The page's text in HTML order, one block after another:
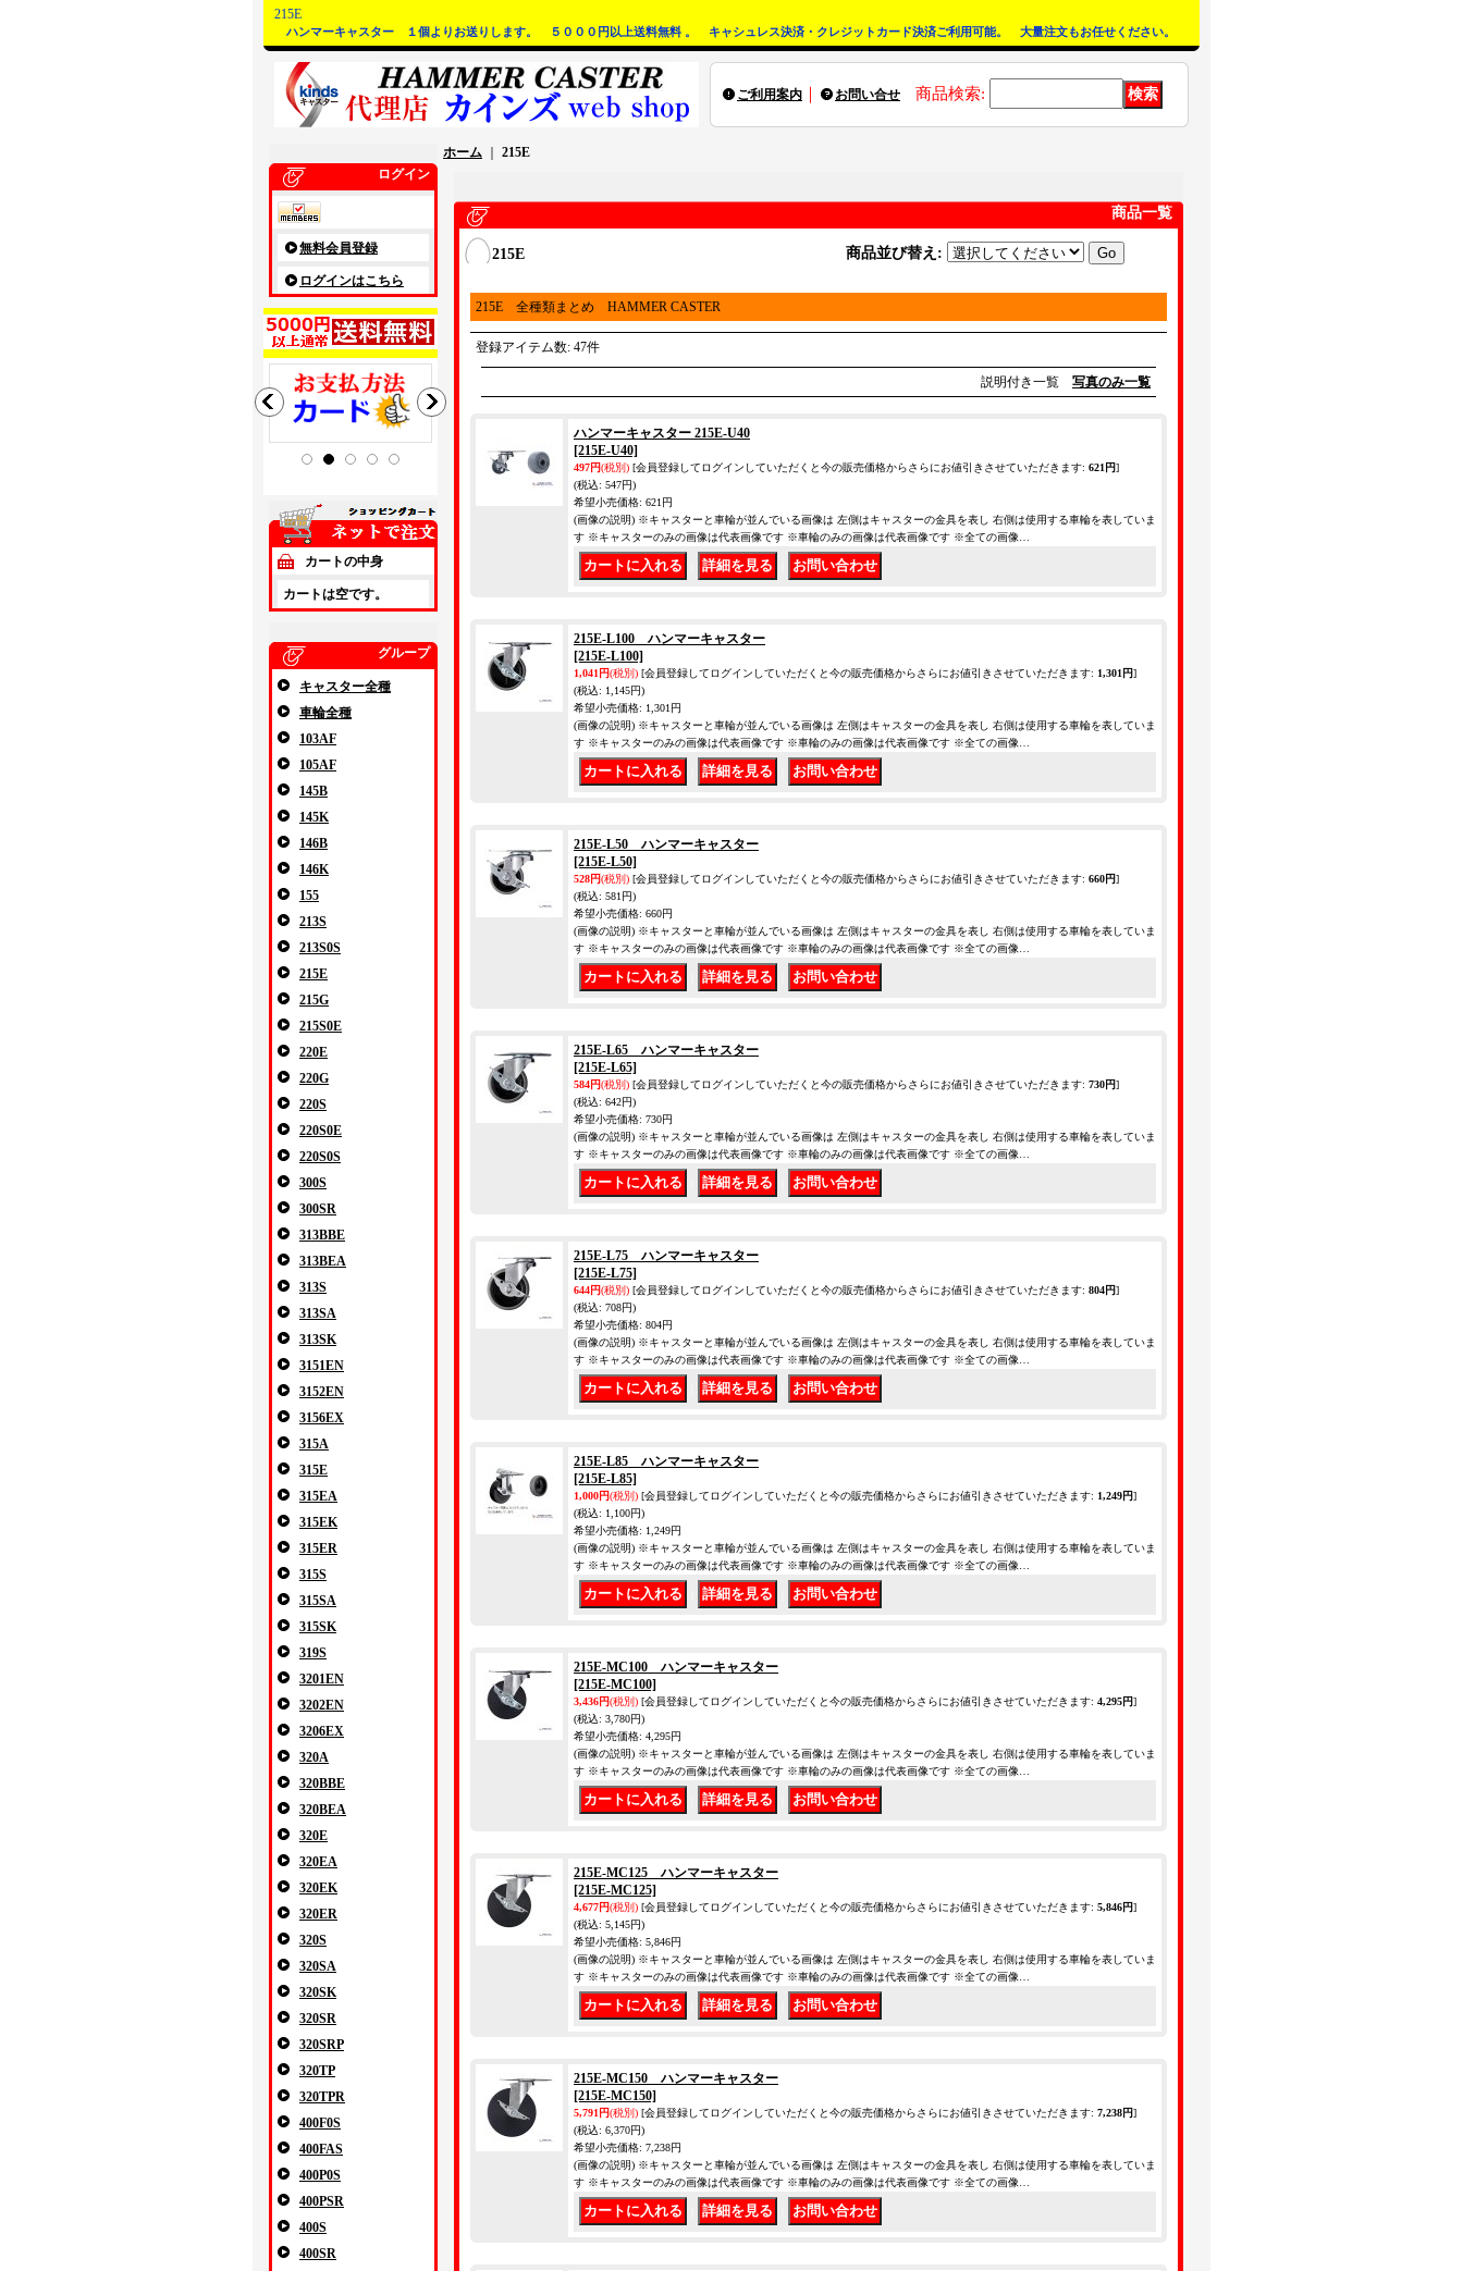
215E
ハンマーキャスター １個よりお送りします。 ５０００円以上送料無料 。 キャシュレス決済・クレジットカード決済ご利用可能。 大量注文もお任せください。
ご利用案内 ｜ お問い合せ 商品検索:
ログイン
無料会員登録
ログインはこちら
カートの中身
カートは空です。
グループ
キャスター全種
車輪全種
103AF
105AF
145B
145K
146B
146K
155
213S
213S0S
215E
215G
215S0E
220E
220G
220S
220S0E
220S0S
300S
300SR
313BBE
313BEA
313S
313SA
313SK
3151EN
3152EN
3156EX
315A
315E
315EA
315EK
315ER
315S
315SA
315SK
319S
3201EN
3202EN
3206EX
320A
320BBE
320BEA
320E
320EA
320EK
320ER
320S
320SA
320SK
320SR
320SRP
320TP
320TPR
400F0S
400FAS
400P0S
400PSR
400S
400SR
ホーム 215E
商品一覧
215E 商品並び替え :
215E 全種類まとめ HAMMER CASTER
登録アイテム数: 47件
説明付き一覧 写真のみ一覧
ハンマーキャスター 215E-U40
[215E-U40]
497円(税別) [会員登録してログインしていただくと今の販売価格からさらにお値引きさせていただきます: 621円]
(税込: 547円)
希望小売価格: 621円
(画像の説明) ※キャスターと車輪が並んでいる画像は 左側はキャスターの金具を表し 右側は使用する車輪を表していま
す ※キャスターのみの画像は代表画像です ※車輪のみの画像は代表画像です ※全ての画像…
215E-L100 ハンマーキャスター
[215E-L100]
1,041円(税別) [会員登録してログインしていただくと今の販売価格からさらにお値引きさせていただきます: 1,301円]
(税込: 1,145円)
希望小売価格: 1,301円
(画像の説明) ※キャスターと車輪が並んでいる画像は 左側はキャスターの金具を表し 右側は使用する車輪を表していま
す ※キャスターのみの画像は代表画像です ※車輪のみの画像は代表画像です ※全ての画像…
215E-L50 ハンマーキャスター
[215E-L50]
528円(税別) [会員登録してログインしていただくと今の販売価格からさらにお値引きさせていただきます: 660円]
(税込: 581円)
希望小売価格: 660円
(画像の説明) ※キャスターと車輪が並んでいる画像は 左側はキャスターの金具を表し 右側は使用する車輪を表していま
す ※キャスターのみの画像は代表画像です ※車輪のみの画像は代表画像です ※全ての画像…
215E-L65 ハンマーキャスター
[215E-L65]
584円(税別) [会員登録してログインしていただくと今の販売価格からさらにお値引きさせていただきます: 730円]
(税込: 642円)
希望小売価格: 730円
(画像の説明) ※キャスターと車輪が並んでいる画像は 左側はキャスターの金具を表し 右側は使用する車輪を表していま
す ※キャスターのみの画像は代表画像です ※車輪のみの画像は代表画像です ※全ての画像…
215E-L75 ハンマーキャスター
[215E-L75]
644円(税別) [会員登録してログインしていただくと今の販売価格からさらにお値引きさせていただきます: 804円]
(税込: 708円)
希望小売価格: 804円
(画像の説明) ※キャスターと車輪が並んでいる画像は 左側はキャスターの金具を表し 右側は使用する車輪を表していま
す ※キャスターのみの画像は代表画像です ※車輪のみの画像は代表画像です ※全ての画像…
215E-L85 ハンマーキャスター
[215E-L85]
1,000円(税別) [会員登録してログインしていただくと今の販売価格からさらにお値引きさせていただきます: 1,249円]
(税込: 1,100円)
希望小売価格: 1,249円
(画像の説明) ※キャスターと車輪が並んでいる画像は 左側はキャスターの金具を表し 右側は使用する車輪を表していま
す ※キャスターのみの画像は代表画像です ※車輪のみの画像は代表画像です ※全ての画像…
215E-MC100 ハンマーキャスター
[215E-MC100]
3,436円(税別) [会員登録してログインしていただくと今の販売価格からさらにお値引きさせていただきます: 4,295円]
(税込: 3,780円)
希望小売価格: 4,295円
(画像の説明) ※キャスターと車輪が並んでいる画像は 左側はキャスターの金具を表し 右側は使用する車輪を表していま
す ※キャスターのみの画像は代表画像です ※車輪のみの画像は代表画像です ※全ての画像…
215E-MC125 ハンマーキャスター
[215E-MC125]
4,677円(税別) [会員登録してログインしていただくと今の販売価格からさらにお値引きさせていただきます: 5,846円]
(税込: 5,145円)
希望小売価格: 5,846円
(画像の説明) ※キャスターと車輪が並んでいる画像は 左側はキャスターの金具を表し 右側は使用する車輪を表していま
す ※キャスターのみの画像は代表画像です ※車輪のみの画像は代表画像です ※全ての画像…
215E-MC150 ハンマーキャスター
[215E-MC150]
5,791円(税別) [会員登録してログインしていただくと今の販売価格からさらにお値引きさせていただきます: 7,238円]
(税込: 6,370円)
希望小売価格: 7,238円
(画像の説明) ※キャスターと車輪が並んでいる画像は 左側はキャスターの金具を表し 右側は使用する車輪を表していま
す ※キャスターのみの画像は代表画像です ※車輪のみの画像は代表画像です ※全ての画像…